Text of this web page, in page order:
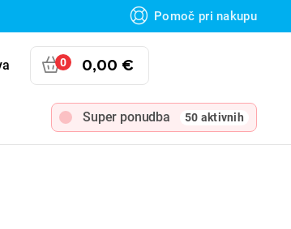
Pomoč pri nakupu
0 0,00 €
Super ponudba 50 aktivnih